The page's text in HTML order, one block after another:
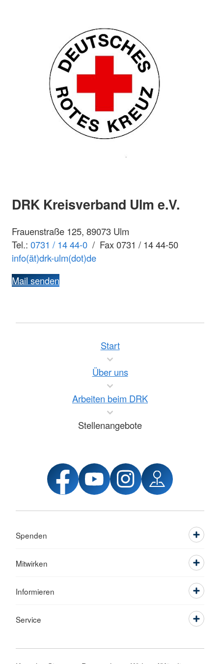
DRK Kreisverband Ulm e.V.
Frauenstraße 125, 89073 Ulm
Tel.: 0731 / 14 44-0 / Fax 0731 / 14 44-50
info(ät)drk-ulm(dot)de
Mail senden
Start
Über uns
Arbeiten beim DRK
Stellenangebote
Spenden
Mitwirken
Informieren
Service